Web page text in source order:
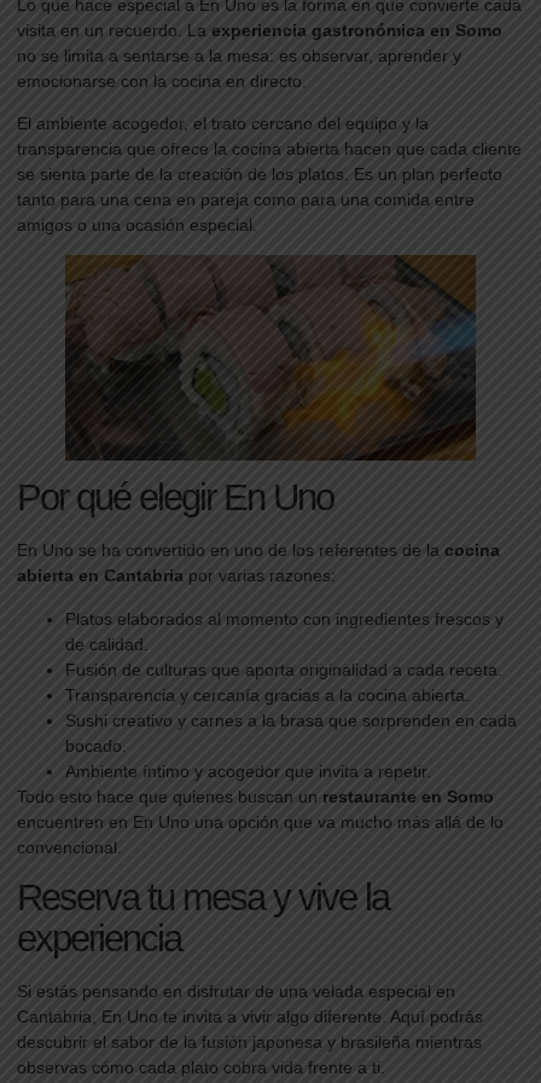
Lo que hace especial a En Uno es la forma en que convierte cada
visita en un recuerdo. La experiencia gastronómica en Somo
no se limita a sentarse a la mesa: es observar, aprender y
emocionarse con la cocina en directo.
El ambiente acogedor, el trato cercano del equipo y la
transparencia que ofrece la cocina abierta hacen que cada cliente
se sienta parte de la creación de los platos. Es un plan perfecto
tanto para una cena en pareja como para una comida entre
amigos o una ocasión especial.
Por qué elegir En Uno
En Uno se ha convertido en uno de los referentes de la cocina
abierta en Cantabria por varias razones:
Platos elaborados al momento con ingredientes frescos y
de calidad.
Fusión de culturas que aporta originalidad a cada receta.
Transparencia y cercanía gracias a la cocina abierta.
Sushi creativo y carnes a la brasa que sorprenden en cada
bocado.
Ambiente íntimo y acogedor que invita a repetir.
Todo esto hace que quienes buscan un restaurante en Somo
encuentren en En Uno una opción que va mucho más allá de lo
convencional.
Reserva tu mesa y vive la
experiencia
Si estás pensando en disfrutar de una velada especial en
Cantabria, En Uno te invita a vivir algo diferente. Aquí podrás
descubrir el sabor de la fusión japonesa y brasileña mientras
observas cómo cada plato cobra vida frente a ti.